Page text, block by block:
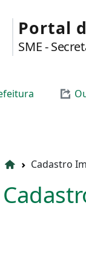
Portal
SME -
Cadastro